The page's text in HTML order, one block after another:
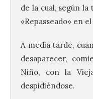
de la cual, según
«Repasseado» en
A media tarde,
desaparecer,
Niño, con la
despidiéndose.
El
Aller
acto institucional
del Día de León.
Cámara de Comercio
una feria […]